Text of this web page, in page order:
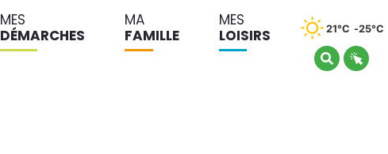
MES
DÉMARCHES
MA
FAMILLE
MES
LOISIRS
21°C 25°C